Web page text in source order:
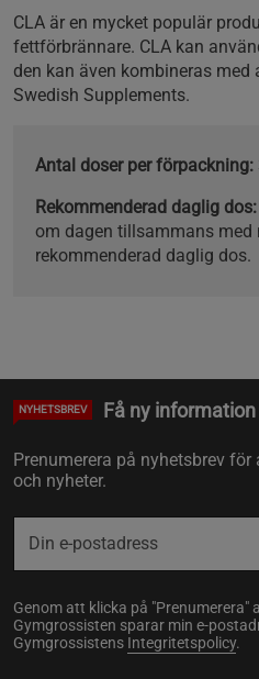
CLA är en mycket populär
fettförbrännare. CLA kan
den kan även kombineras med
Swedish Supplements.
Antal doser per förpackning:
Rekommenderad daglig dos:
om dagen tillsammans med
rekommenderad daglig dos.
NYHETSBREV Få ny
Prenumerera på nyhetsbrev
och nyheter.
Genom att klicka på "Prenumerera"
Gymgrossisten sparar min e-
Gymgrossistens Integritetspolicy.